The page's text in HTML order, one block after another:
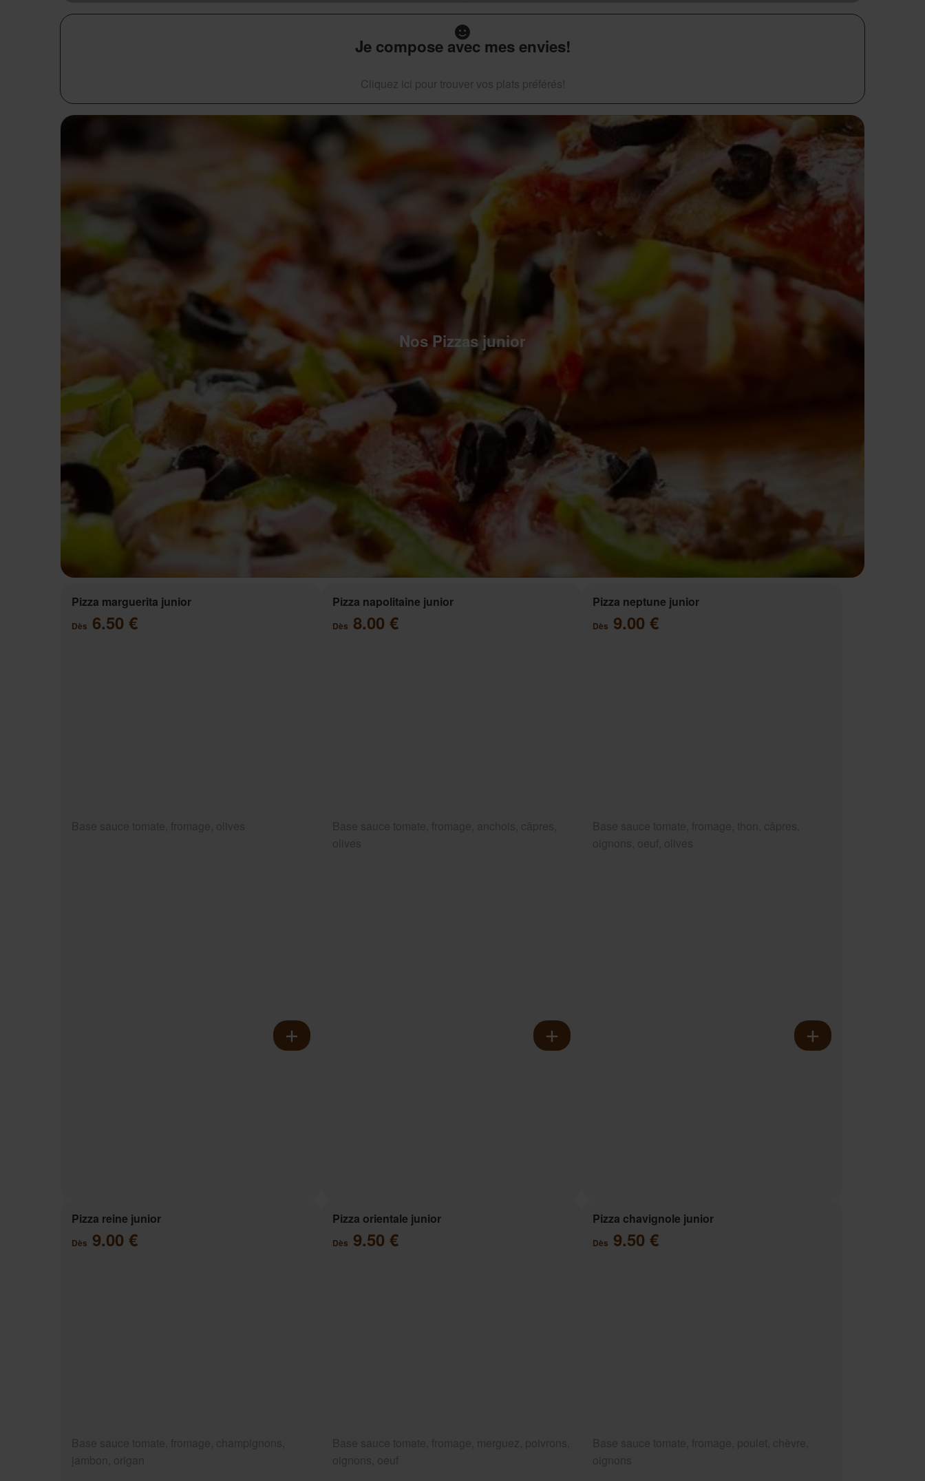
Je compose avec mes envies!
Cliquez ici pour trouver vos plats préférés!
Nos Pizzas junior
Pizza marguerita junior
Dès 6.50 €
Pizza napolitaine junior
Dès 8.00 €
Pizza neptune junior
Dès 9.00 €
Pizza reine junior
Dès 9.00 €
Pizza orientale junior
Dès 9.50 €
Pizza chavignole junior
Dès 9.50 €